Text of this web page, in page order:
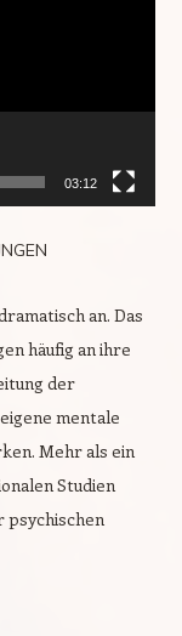
03:12
an. Das
häufig an ihre
der
mentale
Mehr als ein
Studien
psychischen